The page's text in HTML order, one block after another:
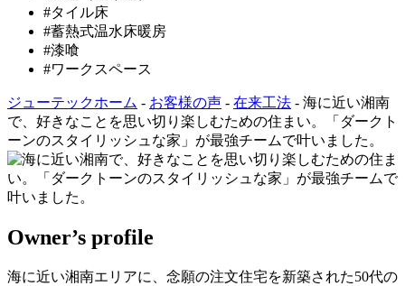
#タイル床
#蓄熱式温水床暖房
#漆喰
#ワークスペース
ジューテックホーム - お客様の声 - 在来工法 - 海に近い湘南
で、好きなことを思い切り楽しむための住まい。「ダークト
ーンのスタイリッシュな家」が最強チームで叶いました。
Owner’s profile
海に近い湘南エリアに、念願の注文住宅を新築された50代の